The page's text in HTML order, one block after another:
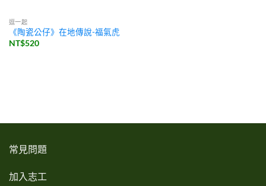
逗一起
《陶瓷公仔》在地傳說-福氣虎
NT$520
常見問題
加入志工